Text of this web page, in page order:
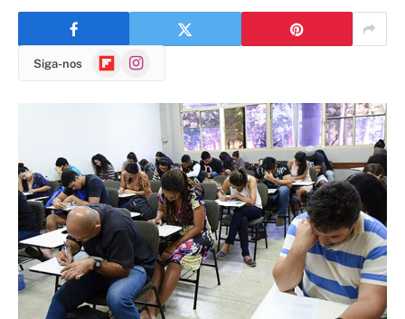
Siga-nos FlipboardInstagram